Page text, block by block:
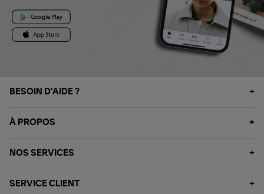
BESOIN D'AIDE ?
À PROPOS
NOS SERVICES
SERVICE CLIENT